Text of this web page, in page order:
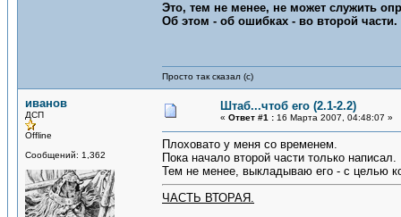
Это, тем не менее, не может служить
Об этом - об ошибках - во второй части.
Просто так сказал (с)
иванов
ДСП
Offline
Сообщений: 1,362
Штаб...чтоб его (2.1-2.2)
« Ответ #1 : 16 Марта 2007, 04:48:07 »
Плоховато у меня со временем.
Пока начало второй части только написал.
Тем не менее, выкладываю его - с целью
ЧАСТЬ ВТОРАЯ.